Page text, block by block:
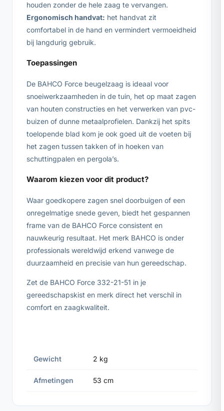
houden zonder de hele zaag te vervangen.
Ergonomisch handvat: het handvat zit
comfortabel in de hand en vermindert vermoeidheid
bij langdurig gebruik.
Toepassingen
De BAHCO Force beugelzaag is ideaal voor
snoeiwerkzaamheden in de tuin, het op maat zagen
van houten constructies en het verwerken van pvc-
buizen of dunne metaalprofielen. Dankzij het spits
toelopende blad kom je ook goed uit de voeten bij
het zagen tussen takken of in hoeken van
schuttingpalen en pergola’s.
Waarom kiezen voor dit product?
Waar goedkopere zagen snel doorbuigen of een
onregelmatige snede geven, biedt het gespannen
frame van de BAHCO Force consistent en
nauwkeurig resultaat. Het merk BAHCO is onder
professionals wereldwijd erkend vanwege de
duurzaamheid en precisie van hun gereedschap.
Zet de BAHCO Force 332-21-51 in je
gereedschapskist en merk direct het verschil in
comfort en zaagkwaliteit.
Gewicht 2 kg
Afmetingen 53 cm